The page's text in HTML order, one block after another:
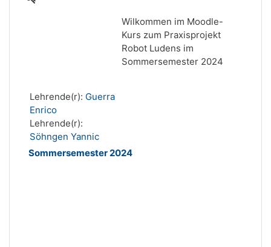
Wilkommen im Moodle-
Kurs zum Praxisprojekt
Robot Ludens im
Sommersemester 2024
Lehrende(r): Guerra
Enrico
Lehrende(r):
Söhngen Yannic
Sommersemester 2024